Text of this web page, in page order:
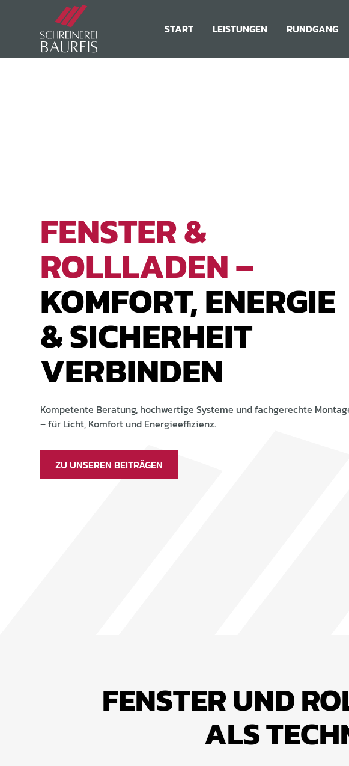
START LEISTUNGEN RUNDGANG
FENSTER &
ROLLLADEN –
KOMFORT, ENERGIE
& SICHERHEIT
VERBINDEN
Kompetente Beratung, hochwertige Systeme und fachgerechte
– für Licht, Komfort und Energieeffizienz.
ZU UNSEREN BEITRÄGEN
FENSTER UND
ALS